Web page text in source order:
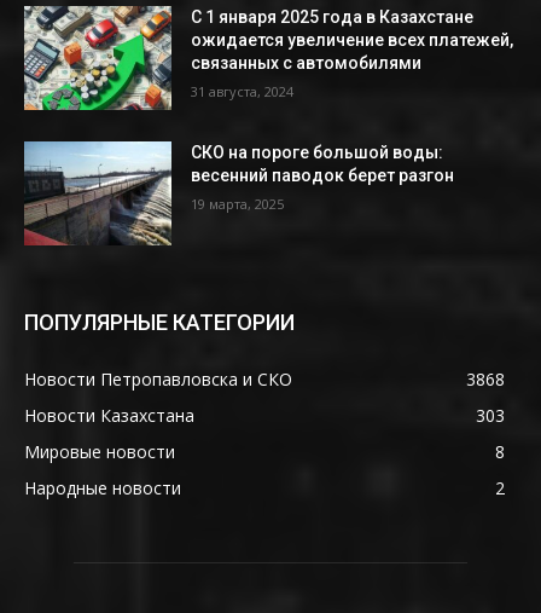
С 1 января 2025 года в Казахстане
ожидается увеличение всех платежей,
связанных с автомобилями
31 августа, 2024
СКО на пороге большой воды:
весенний паводок берет разгон
19 марта, 2025
ПОПУЛЯРНЫЕ КАТЕГОРИИ
Новости Петропавловска и СКО
3868
Новости Казахстана
303
Мировые новости
8
Народные новости
2